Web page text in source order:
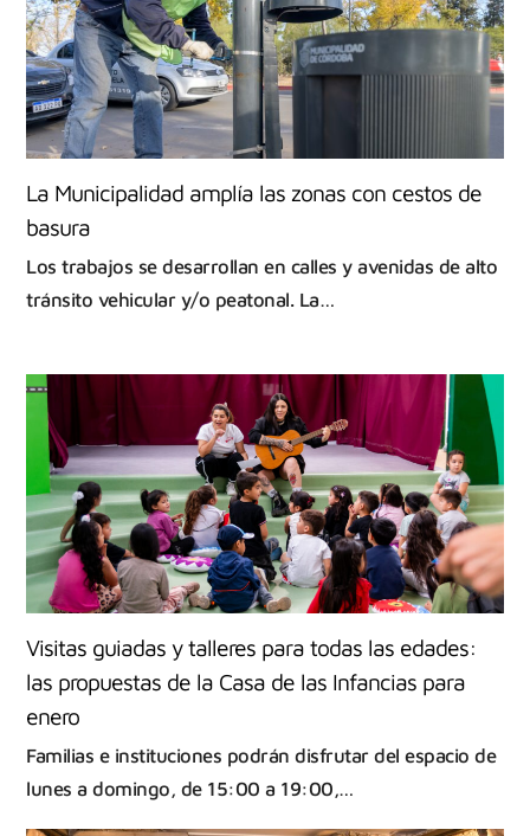
La Municipalidad amplía las zonas con cestos de
basura
Los trabajos se desarrollan en calles y avenidas de alto
tránsito vehicular y/o peatonal. La…
Visitas guiadas y talleres para todas las edades:
las propuestas de la Casa de las Infancias para
enero
Familias e instituciones podrán disfrutar del espacio de
lunes a domingo, de 15:00 a 19:00,…